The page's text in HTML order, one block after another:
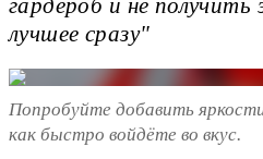
гардероб и не
лучшее сразу"
Попробуйте добавить
как быстро войдёте во вкус.